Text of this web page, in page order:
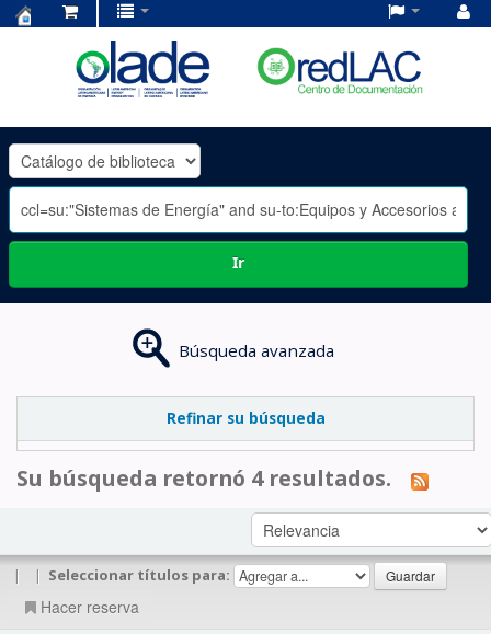
OLADE
-
Ir
Búsqueda avanzada
Refinar su búsqueda
Su búsqueda retornó 4 resultados.
| | Seleccionar títulos para:
Hacer reserva